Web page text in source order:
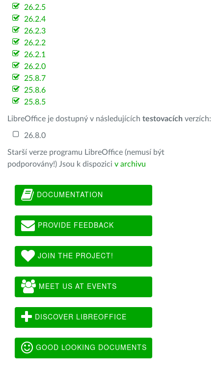
26.2.5
26.2.4
26.2.3
26.2.2
26.2.1
26.2.0
25.8.7
25.8.6
25.8.5
LibreOffice je dostupný v následujících testovacích verzích:
26.8.0
Starší verze programu LibreOffice (nemusí být
podporovány!) Jsou k dispozici v archivu
DOCUMENTATION
PROVIDE FEEDBACK
JOIN THE PROJECT!
MEET US AT EVENTS
DISCOVER LIBREOFFICE
GOOD LOOKING DOCUMENTS